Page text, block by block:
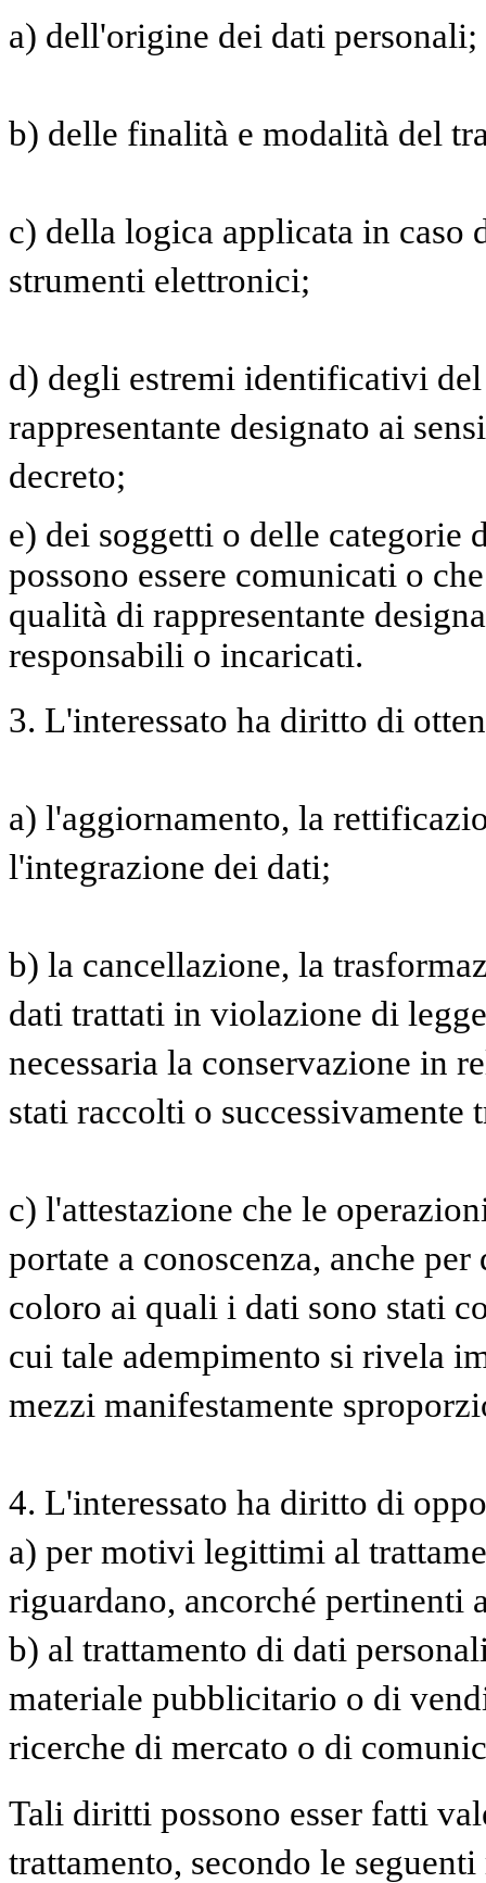
a) dell'origine dei dati personali;
b) delle finalità e modalità del
c) della logica applicata in
strumenti elettronici;
d) degli estremi identificativi
rappresentante designato ai
decreto;
e) dei soggetti o delle categorie
possono essere comunicati o
qualità di rappresentante
responsabili o incaricati.
3. L'interessato ha diritto di
a) l'aggiornamento, la
l'integrazione dei dati;
b) la cancellazione, la
dati trattati in violazione di
necessaria la conservazione in
stati raccolti o successivamente
c) l'attestazione che le
portate a conoscenza, anche
coloro ai quali i dati sono stati
cui tale adempimento si rivela
mezzi manifestamente
4. L'interessato ha diritto di
a) per motivi legittimi al
riguardano, ancorché pertinenti
b) al trattamento di dati
materiale pubblicitario o di
ricerche di mercato o di
Tali diritti possono esser fatti
trattamento, secondo le